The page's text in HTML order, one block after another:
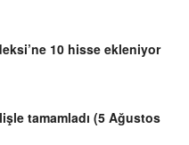
10 hisse ekleniyor
tamamladı (5 Ağustos